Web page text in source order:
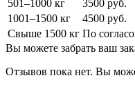
501–1000 кг
3500 руб.
1001–1500 кг
4500 руб.
Свыше 1500 кг По
Вы можете забрать ваш
Отзывов пока нет. Вы